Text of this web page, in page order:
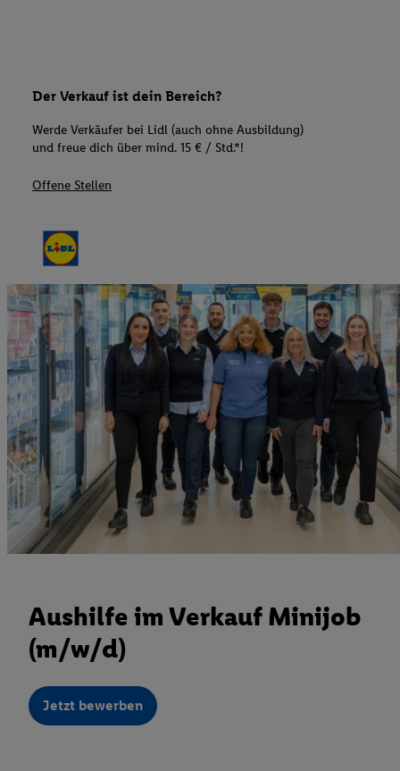
Der Verkauf ist dein Bereich?
Werde Verkäufer bei Lidl (auch ohne Ausbildung)
und freue dich über mind. 15 € / Std.*!
Offene Stellen
Aushilfe im Verkauf Minijob
(m/w/d)
Jetzt bewerben